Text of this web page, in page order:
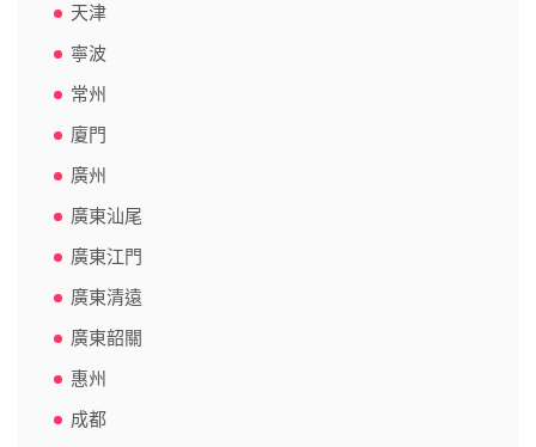
天津
寧波
常州
廈門
廣州
廣東汕尾
廣東江門
廣東清遠
廣東韶關
惠州
成都